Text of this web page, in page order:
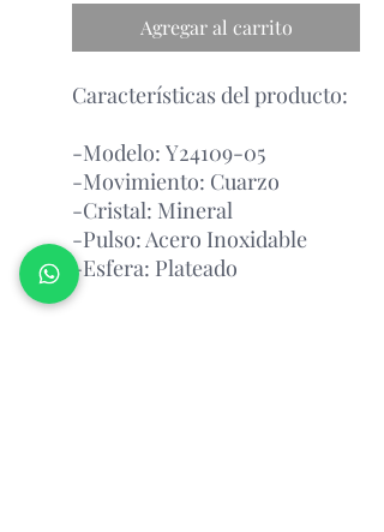
Agregar al carrito
Características del producto:
-Modelo: Y24109-05
-Movimiento: Cuarzo
-Cristal: Mineral
-Pulso: Acero Inoxidable
-Esfera: Plateado